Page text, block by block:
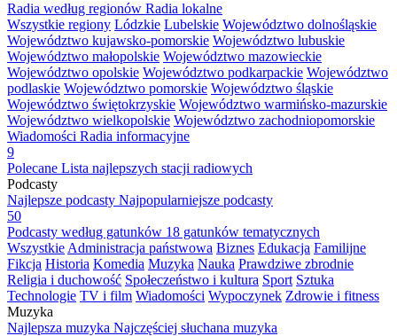
Radia według regionów Radia lokalne
Wszystkie regiony Lódzkie Lubelskie Województwo dolnośląskie
Województwo kujawsko-pomorskie Województwo lubuskie
Województwo małopolskie Województwo mazowieckie
Województwo opolskie Województwo podkarpackie Województwo
podlaskie Województwo pomorskie Województwo śląskie
Województwo świętokrzyskie Województwo warmińsko-mazurskie
Województwo wielkopolskie Województwo zachodniopomorskie
Wiadomości Radia informacyjne
9
Polecane Lista najlepszych stacji radiowych
Podcasty
Najlepsze podcasty Najpopularniejsze podcasty
50
Podcasty według gatunków 18 gatunków tematycznych
Wszystkie Administracja państwowa Biznes Edukacja Familijne
Fikcja Historia Komedia Muzyka Nauka Prawdziwe zbrodnie
Religia i duchowość Społeczeństwo i kultura Sport Sztuka
Technologie TV i film Wiadomości Wypoczynek Zdrowie i fitness
Muzyka
Najlepsza muzyka Najczęściej słuchana muzyka